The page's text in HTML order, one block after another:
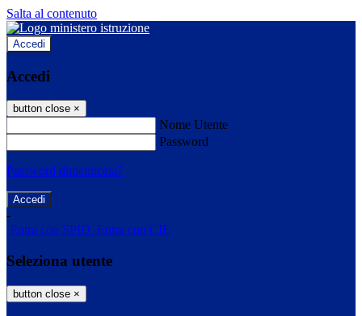
Salta al contenuto
Accedi
Accedi
button close ×
Nome Utente
Password
Password dimenticata?
-
Entra con SPID Entra con CIE
Seleziona utente
button close ×